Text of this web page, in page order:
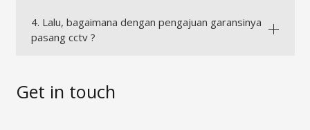
4. Lalu, bagaimana dengan pengajuan garansinya
pasang cctv ?
Get in touch